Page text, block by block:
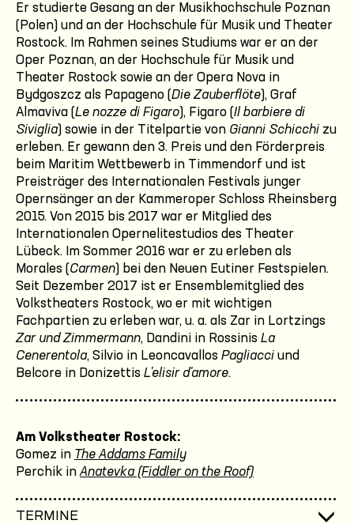
Er studierte Gesang an der Musikhochschule Poznan
(Polen) und an der Hochschule für Musik und Theater
Rostock. Im Rahmen seines Studiums war er an der
Oper Poznan, an der Hochschule für Musik und
Theater Rostock sowie an der Opera Nova in
Bydgoszcz als Papageno (Die Zauberflöte), Graf
Almaviva (Le nozze di Figaro), Figaro (Il barbiere di
Siviglia) sowie in der Titelpartie von Gianni Schicchi zu
erleben. Er gewann den 3. Preis und den Förderpreis
beim Maritim Wettbewerb in Timmendorf und ist
Preisträger des Internationalen Festivals junger
Opernsänger an der Kammeroper Schloss Rheinsberg
2015. Von 2015 bis 2017 war er Mitglied des
Internationalen Opernelitestudios des Theater
Lübeck. Im Sommer 2016 war er zu erleben als
Morales (Carmen) bei den Neuen Eutiner Festspielen.
Seit Dezember 2017 ist er Ensemblemitglied des
Volkstheaters Rostock, wo er mit wichtigen
Fachpartien zu erleben war, u. a. als Zar in Lortzings
Zar und Zimmermann, Dandini in Rossinis La
Cenerentola, Silvio in Leoncavallos Pagliacci und
Belcore in Donizettis L'elisir d'amore.
Am Volkstheater Rostock:
Gomez in The Addams Family
Perchik in Anatevka (Fiddler on the Roof)
TERMINE